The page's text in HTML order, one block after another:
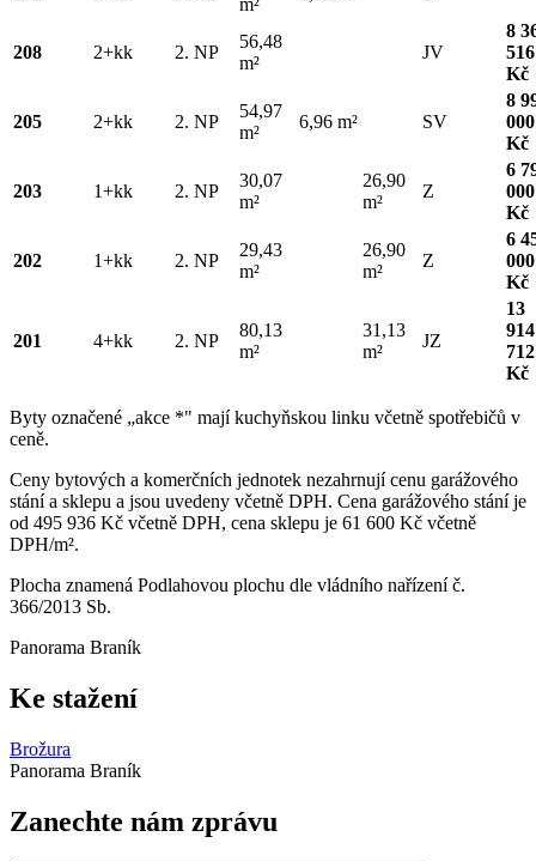
m²
208 2+kk 2. NP
56,48
m²
JV
8
516
Kč
205 2+kk 2. NP
54,97
m²
6,96 m² SV
8
000
Kč
203 1+kk 2. NP
30,07
m²
26,90
m²
Z
6
000
Kč
202 1+kk 2. NP
29,43
m²
26,90
m²
Z
6
000
Kč
201 4+kk 2. NP
80,13
m²
31,13
m²
JZ
13
914
712
Kč
Byty označené „akce *" mají kuchyňskou linku včetně spotřebičů v
ceně.
Ceny bytových a komerčních jednotek nezahrnují cenu garážového
stání a sklepu a jsou uvedeny včetně DPH. Cena garážového stání je
od 495 936 Kč včetně DPH, cena sklepu je 61 600 Kč včetně
DPH/m².
Plocha znamená Podlahovou plochu dle vládního nařízení č.
366/2013 Sb.
Panorama Braník
Ke stažení
Brožura
Panorama Braník
Zanechte nám zprávu